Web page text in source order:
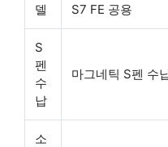
델
S7 FE 공용
S
펜
수
납
마그네틱 S펜 수
소